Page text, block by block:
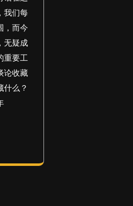
我们每
，而今
无疑成
重要工
论收藏
什么？